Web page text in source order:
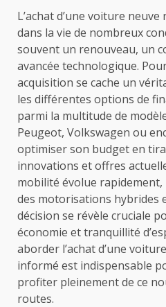
L’achat d’une voiture
dans la vie de nombreux
souvent un renouveau, un
avancée technologique.
acquisition se cache un
les différentes options de
parmi la multitude de
Peugeot, Volkswagen ou
optimiser son budget en
innovations et offres
mobilité évolue rapidement,
des motorisations hybrides
décision se révèle cruciale
économie et tranquillité
aborder l’achat d’une
informé est indispensable
profiter pleinement de ce
routes.